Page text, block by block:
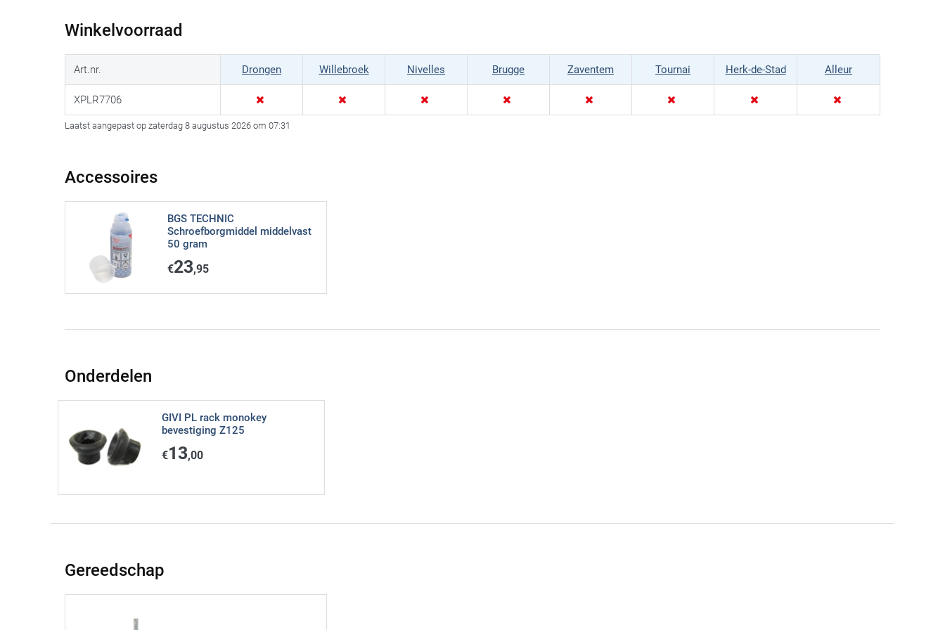
Winkelvoorraad
Art.nr. Drongen Willebroek Nivelles Brugge Zaventem Tournai Herk-de-Stad Alleur
XPLR7706
Laatst aangepast op zaterdag 8 augustus 2026 om 07:31
Accessoires
BGS TECHNIC
Schroefborgmiddel middelvast
50 gram
€23,95
Onderdelen
GIVI PL rack monokey
bevestiging Z125
€13,00
Gereedschap